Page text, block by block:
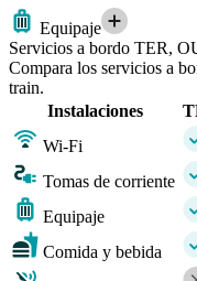
Equipaje
Servicios a bordo TER,
Compara los servicios a
train.
Instalaciones
Wi-Fi
Tomas de corriente
Equipaje
Comida y bebida